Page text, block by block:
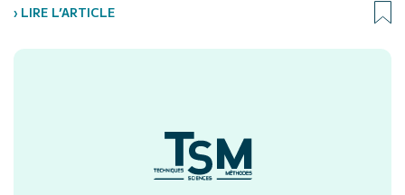
› LIRE L’ARTICLE